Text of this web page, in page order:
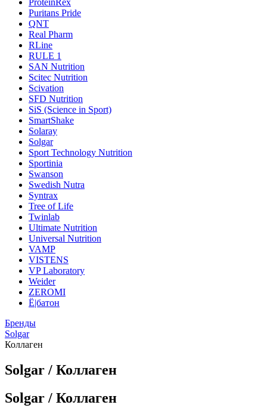
ProteinRex
Puritans Pride
QNT
Real Pharm
RLine
RULE 1
SAN Nutrition
Scitec Nutrition
Scivation
SFD Nutrition
SiS (Science in Sport)
SmartShake
Solaray
Solgar
Sport Technology Nutrition
Sportinia
Swanson
Swedish Nutra
Syntrax
Tree of Life
Twinlab
Ultimate Nutrition
Universal Nutrition
VAMP
VISTENS
VP Laboratory
Weider
ZEROMI
Ё|батон
Бренды
Solgar
Коллаген
Solgar / Коллаген
Solgar / Коллаген